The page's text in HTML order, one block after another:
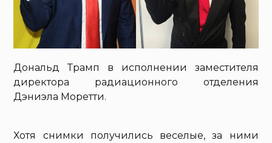
Дональд Трамп в исполнении заместителя
директора радиационного отделения
Дэниэла Моретти.
Хотя снимки получились веселые, за ними